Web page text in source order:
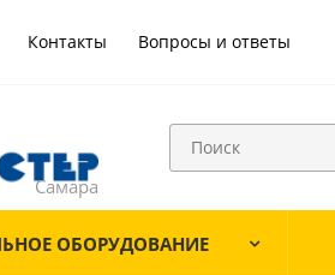
Контакты Вопросы и ответы
ОБОРУДОВАНИЕ